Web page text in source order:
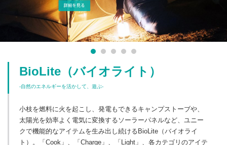
BioLite（バイオライト）
-自然のエネルギーを活かして、遊ぶ-
小枝を燃料に火を起こし、発電もできるキャンプストーブや、
太陽光を効率よく電気に変換するソーラーパネルなど、ユニー
クで機能的なアイテムを生み出し続けるBioLite（バイオライ
ト）。「Cook」、「Charge」、「Light」、各カテゴリのアイテ